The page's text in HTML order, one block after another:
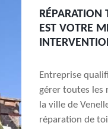
RÉPARATION
EST VOTRE
Entreprise
gérer toutes les
la ville de
réparation de